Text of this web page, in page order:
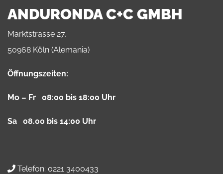
ANDURONDA C+C GMBH
Marktstrasse 27,
50968 Köln (Alemania)
Öffnungszeiten:
Mo – Fr 08:00 bis 18:00 Uhr
Sa 08.00 bis 14:00 Uhr
Telefon: 0221 3400433